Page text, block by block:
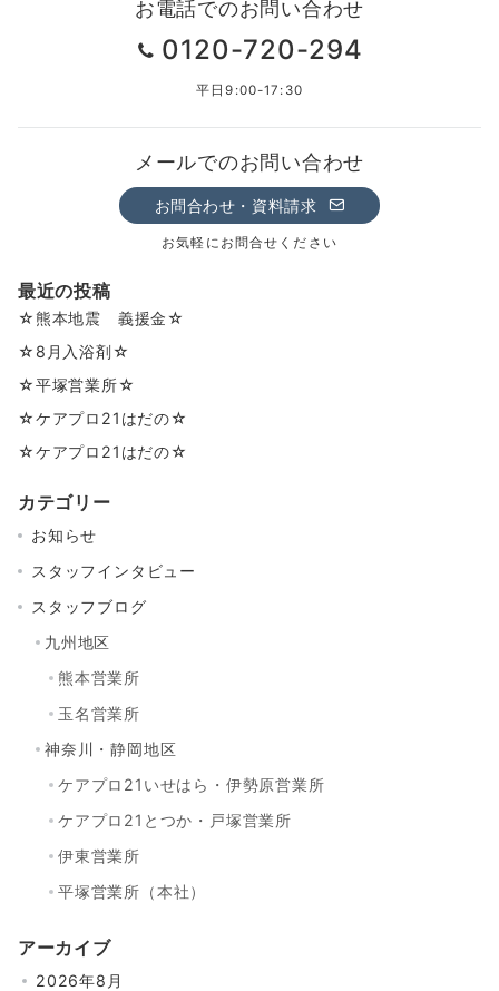
お電話でのお問い合わせ
0120-720-294
平日9:00-17:30
メールでのお問い合わせ
お問合わせ・資料請求
お気軽にお問合せください
最近の投稿
☆熊本地震 義援金☆
☆8月入浴剤☆
☆平塚営業所☆
☆ケアプロ21はだの☆
☆ケアプロ21はだの☆
カテゴリー
お知らせ
スタッフインタビュー
スタッフブログ
九州地区
熊本営業所
玉名営業所
神奈川・静岡地区
ケアプロ21いせはら・伊勢原営業所
ケアプロ21とつか・戸塚営業所
伊東営業所
平塚営業所（本社）
アーカイブ
2026年8月